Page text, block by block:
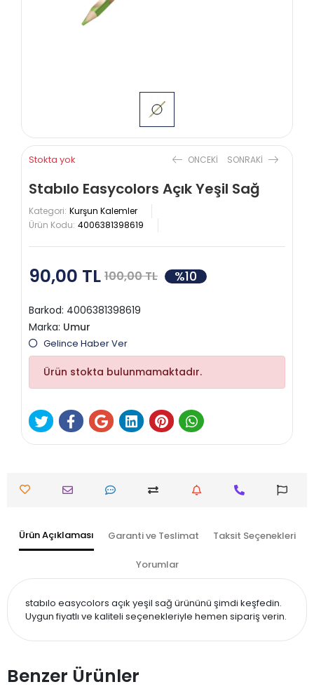
Stokta yok ONCEKI SONRAKI
Stabılo Easycolors Açık Yeşil Sağ
Kategori: Kurşun Kalemler
Ürün Kodu: 4006381398619
90,00 TL 100,00 TL %10
Barkod: 4006381398619
Marka: Umur
Gelince Haber Ver
Ürün stokta bulunmamaktadır.
Ürün Açıklaması Garanti ve Teslimat Taksit Seçenekleri
Yorumlar
stabılo easycolors açık yeşil sağ ürününü şimdi keşfedin.
Uygun fiyatlı ve kaliteli seçenekleriyle hemen sipariş verin.
Benzer Ürünler